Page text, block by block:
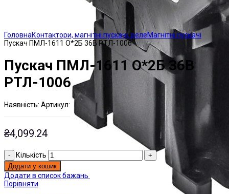
ГоловнаКонтактори, магнітні пускачі, релеМагнітні пускачі
Пускач ПМЛ-1611 О*2Б 36В РТЛ-1006
Пускач ПМЛ-1611 О*2Б 36В
РТЛ-1006
Наявнiсть: На складі
Артикул:
ЭТАЛ0000856;
₴4,099.24
Кількість
Додати у кошик
Додати в список бажань
Порівняти